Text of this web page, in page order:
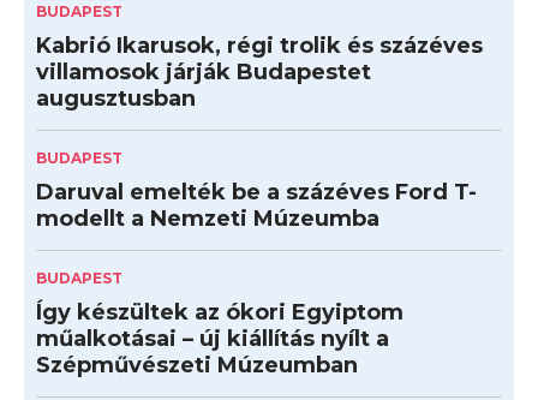
BUDAPEST
Kabrió Ikarusok, régi trolik és százéves
villamosok járják Budapestet
augusztusban
BUDAPEST
Daruval emelték be a százéves Ford T-
modellt a Nemzeti Múzeumba
BUDAPEST
Így készültek az ókori Egyiptom
műalkotásai – új kiállítás nyílt a
Szépművészeti Múzeumban